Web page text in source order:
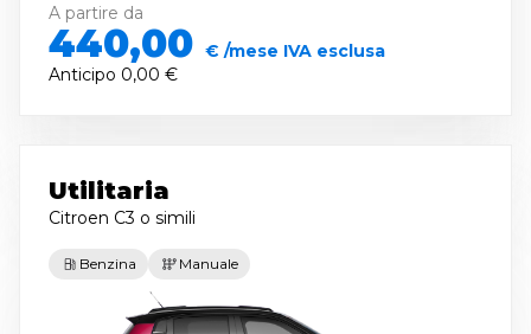
A partire da
440,00 € /mese IVA esclusa
Anticipo 0,00 €
Utilitaria
Citroen C3 o simili
Benzina Manuale